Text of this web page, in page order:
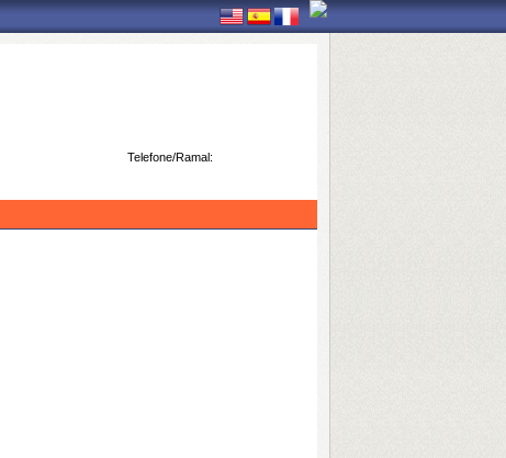
Telefone/Ramal: